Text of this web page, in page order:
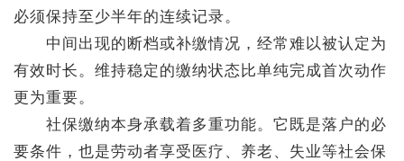
必须保持至少半年的连续记录。
中间出现的断档或补缴情况，经常难以被认定为
有效时长。维持稳定的缴纳状态比单纯完成首次动作
更为重要。
社保缴纳本身承载着多重功能。它既是落户的必
要条件，也是劳动者享受医疗、养老、失业等社会保